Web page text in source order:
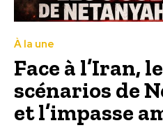
À la une
Face à l’Iran,
scénarios de
et l’impasse